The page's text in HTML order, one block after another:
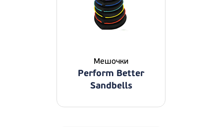
Мешочки
Perform Better
Sandbells